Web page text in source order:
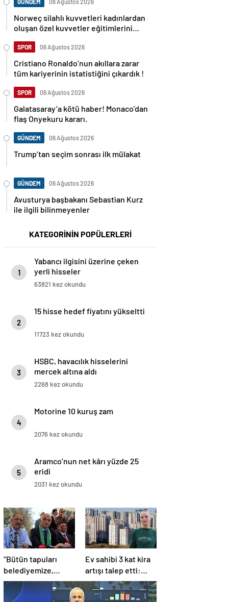
GÜNDEM 06 Ağustos 2026
Norweç silahlı kuvvetleri kadınlardan
oluşan özel kuvvetler eğitimlerini
SPOR 06 Ağustos 2026
Cristiano Ronaldo’nun akıllara zarar
tüm kariyerinin istatistiğini çıkardık !
SPOR 06 Ağustos 2026
Galatasaray’a kötü haber! Monaco’dan
flaş Onyekuru kararı.
GÜNDEM 06 Ağustos 2026
Trump’tan seçim sonrası ilk mülakat
GÜNDEM 06 Ağustos 2026
Avusturya başbakanı Sebastian Kurz
ile ilgili bilinmeyenler
KATEGORİNİN POPÜLERLERİ
1
Yabancı ilgisini üzerine çeken
yerli hisseler
63821 kez okundu
2
15 hisse hedef fiyatını yükseltti
11723 kez okundu
3
HSBC, havacılık hisselerini
mercek altına aldı
2268 kez okundu
4
Motorine 10 kuruş zam
2076 kez okundu
5
Aramco’nun net kârı yüzde 25
eridi
2031 kez okundu
“Bütün tapuları
belediyemize,
belediyemizden de
sizlere aktaracağız”
Ev sahibi 3 kat kira
artışı talep etti:
Kiracıya
‘taahhütname’ şoku